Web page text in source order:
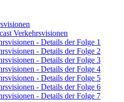
Verkehrsvisionen
- Details der Folge 1
- Details der Folge 2
- Details der Folge 3
- Details der Folge 4
- Details der Folge 5
- Details der Folge 6
- Details der Folge 7